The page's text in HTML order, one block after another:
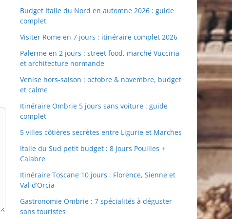
Budget Italie du Nord en automne 2026 : guide
complet
Visiter Rome en 7 jours : itinéraire complet 2026
Palerme en 2 jours : street food, marché Vucciria
et architecture normande
Venise hors-saison : octobre & novembre, budget
et calme
Itinéraire Ombrie 5 jours sans voiture : guide
complet
5 villes côtières secrètes entre Ligurie et Marches
Italie du Sud petit budget : 8 jours Pouilles +
Calabre
Itinéraire Toscane 10 jours : Florence, Sienne et
Val d’Orcia
Gastronomie Ombrie : 7 spécialités à déguster
sans touristes